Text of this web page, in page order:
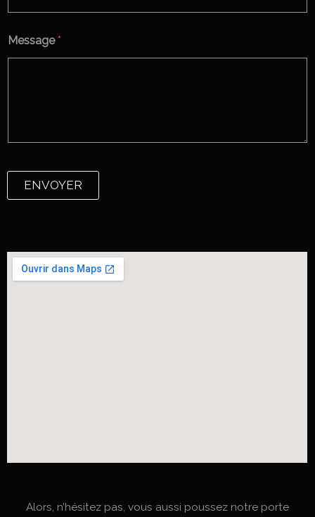
Message*
ENVOYER
Alors, n’hésitez pas, vous aussi poussez notre porte